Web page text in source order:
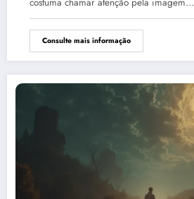
costuma chamar atenção pela imagem…
Consulte mais informação